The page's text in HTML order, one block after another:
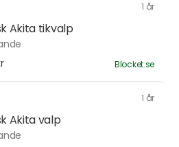
1 år
Akita tikvalp
Blocket.se
1 år
Akita valp